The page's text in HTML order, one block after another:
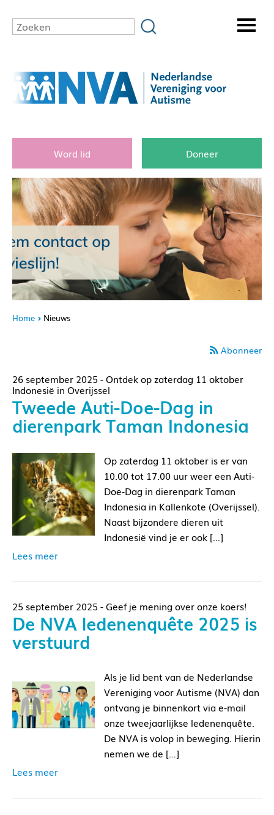
Word lid Doneer
Home Nieuws
Abonneer
26 september 2025 - Ontdek op zaterdag 11 oktober
Indonesië in Overijssel
Tweede Auti-Doe-Dag in
dierenpark Taman Indonesia
Op zaterdag 11 oktober is er van
10.00 tot 17.00 uur weer een Auti-
Doe-Dag in dierenpark Taman
Indonesia in Kallenkote (Overijssel).
Naast bijzondere dieren uit
Indonesië vind je er ook […]
Lees meer
25 september 2025 - Geef je mening over onze koers!
De NVA ledenenquête 2025 is
verstuurd
Als je lid bent van de Nederlandse
Vereniging voor Autisme (NVA) dan
ontvang je binnenkort via e-mail
onze tweejaarlijkse ledenenquête.
De NVA is volop in beweging. Hierin
nemen we de […]
Lees meer